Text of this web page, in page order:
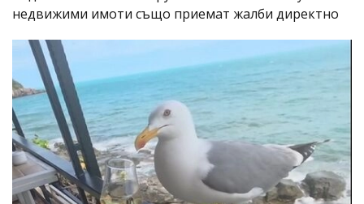
недвижими имоти също приемат жалби директно